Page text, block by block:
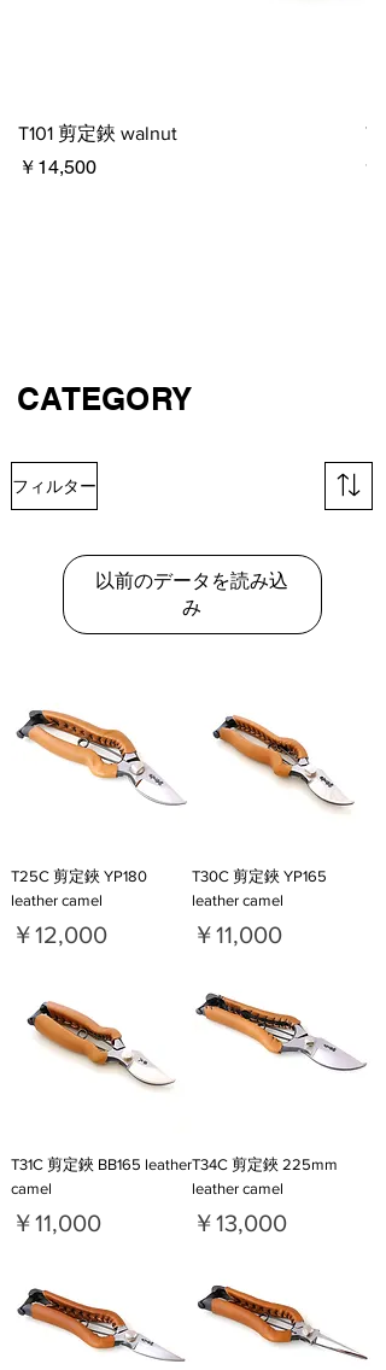
T101 剪定鋏 walnut
価格
￥14,500
在
CATEGORY
フィルター
以前のデータを読み込
み
T25C 剪定鋏 YP180
leather camel
価格
￥12,000
T30C 剪定鋏 YP165
leather camel
価格
￥11,000
T31C 剪定鋏 BB165 leather
camel
価格
￥11,000
T34C 剪定鋏 225mm
leather camel
価格
￥13,000